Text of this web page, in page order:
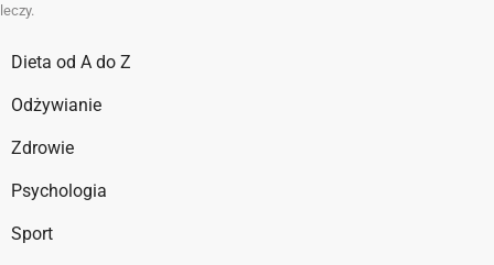
leczy.
Dieta od A do Z
Odżywianie
Zdrowie
Psychologia
Sport